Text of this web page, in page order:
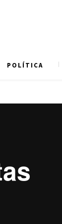
POLÍTICA